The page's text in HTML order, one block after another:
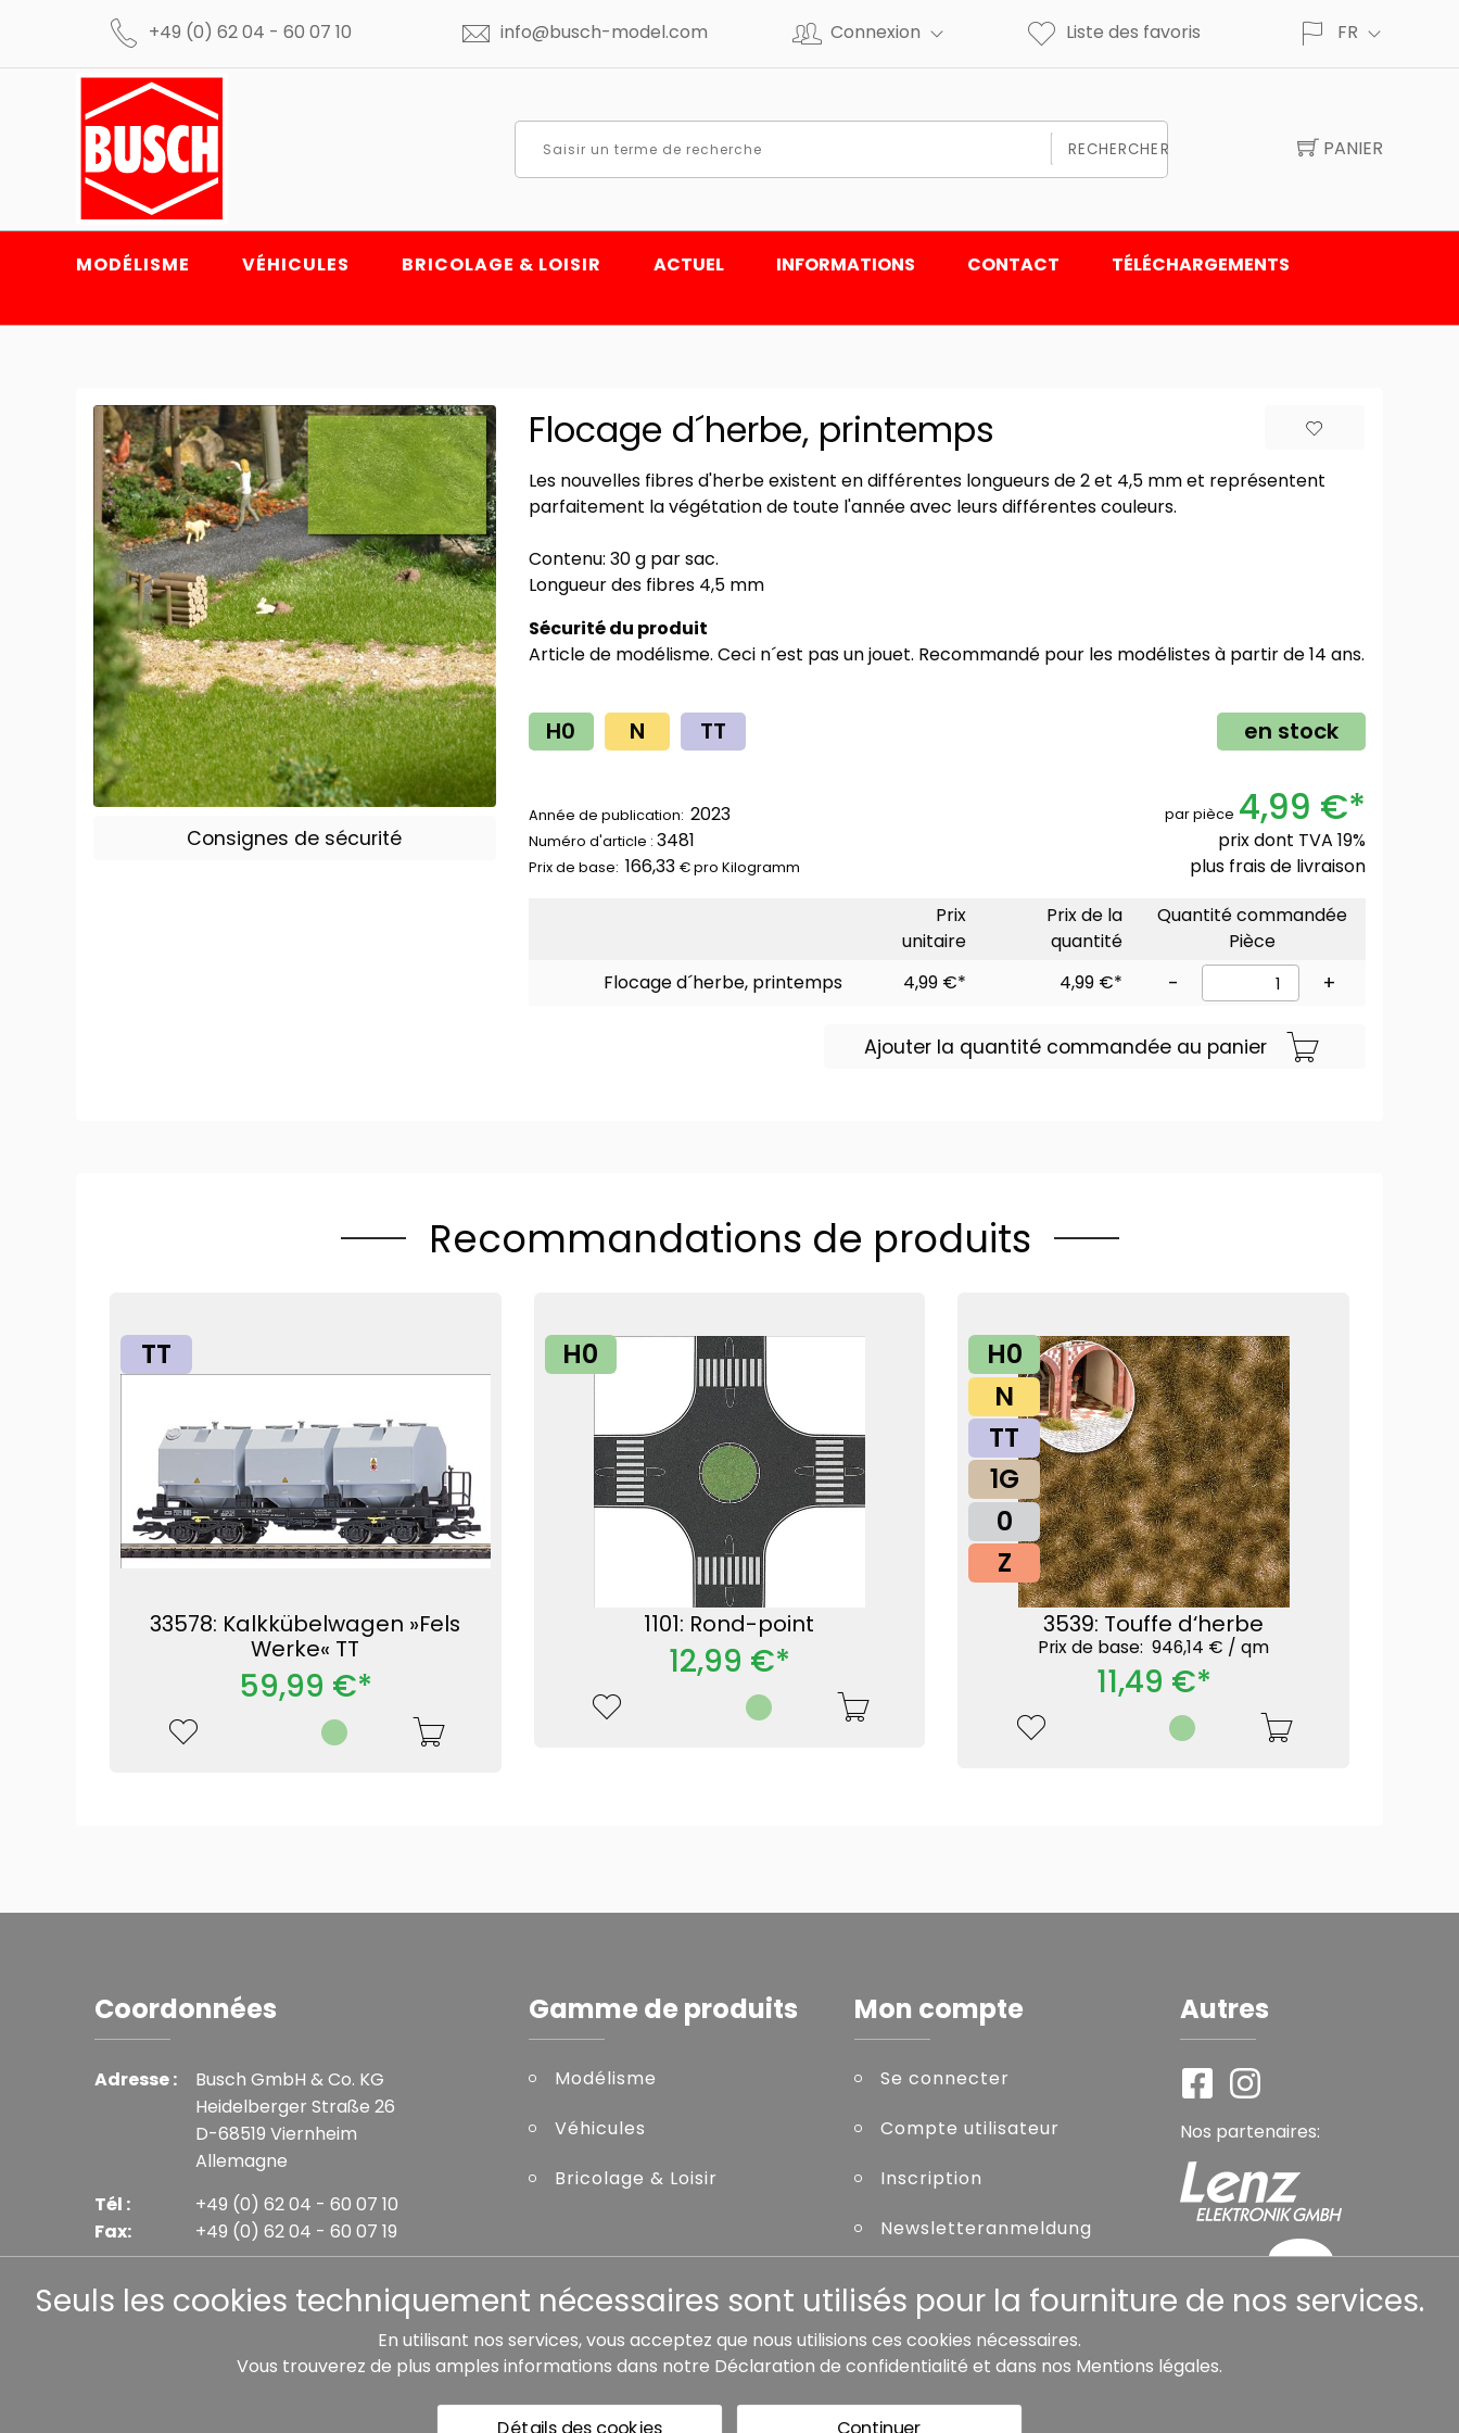
+49 (0) 62 04 - 60 07 10 info@busch-model.com Connexion Liste des favoris FR
RECHERCHER PANIER
MODÉLISME VÉHICULES BRICOLAGE & LOISIR ACTUEL INFORMATIONS CONTACT TÉLÉCHARGEMENTS
Consignes de sécurité
Flocage d´herbe, printemps
Les nouvelles fibres d'herbe existent en différentes longueurs de 2 et 4,5 mm et représentent
parfaitement la végétation de toute l'année avec leurs différentes couleurs.
Contenu: 30 g par sac.
Longueur des fibres 4,5 mm
Sécurité du produit
Article de modélisme. Ceci n´est pas un jouet. Recommandé pour les modélistes à partir de 14 ans.
H0 N TT en stock
Année de publication: 2023
Numéro d'article : 3481
Prix ​​de base: 166,33 € pro Kilogramm
par pièce 4,99 €*
prix dont TVA 19%
plus frais de livraison
Prix
unitaire
Prix de la
quantité
Quantité commandée
Pièce
Flocage d´herbe, printemps
4,99 €* 4,99 €* - +
Ajouter la quantité commandée au panier
Recommandations de produits
TT
33578: Kalkkübelwagen »Fels
Werke« TT
59,99 €*
H0
1101: Rond-point
12,99 €*
H0
N
TT
1G
0
Z
3539: Touffe d‘herbe
Prix ​​de base: 946,14 € /qm
11,49 €*
Coordonnées
Adresse :
Busch GmbH & Co. KG
Heidelberger Straße 26
D-68519 Viernheim
Allemagne
Tél :
Fax:
+49 (0) 62 04 - 60 07 10
+49 (0) 62 04 - 60 07 19
Gamme de produits
Modélisme
Véhicules
Bricolage & Loisir
Mon compte
Se connecter
Compte utilisateur
Inscription
Newsletteranmeldung
Autres
Nos partenaires:
* Tous les prix incluent la TVA légale plus les frais de livraison, sauf indication contraire.
Seuls les cookies techniquement nécessaires sont utilisés pour la fourniture de nos services.
En utilisant nos services, vous acceptez que nous utilisions ces cookies nécessaires.
Vous trouverez de plus amples informations dans notre Déclaration de confidentialité et dans nos Mentions légales.
Détails des cookies Continuer